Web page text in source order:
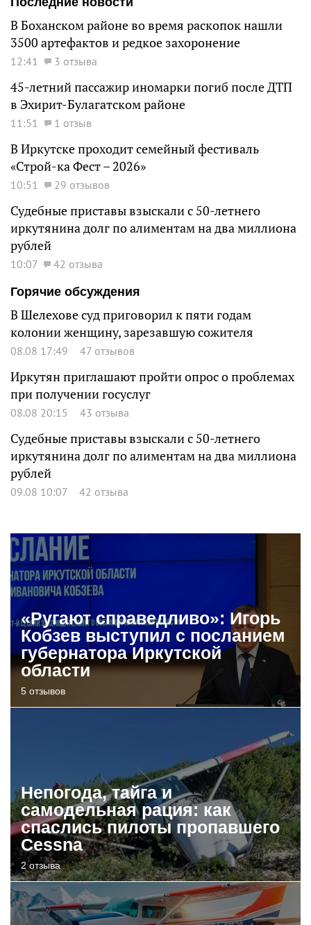
В Боханском районе во время раскопок нашли
3500 артефактов и редкое захоронение
12:41 3 отзыва
45-летний пассажир иномарки погиб после ДТП
в Эхирит-Булагатском районе
11:51 1 отзыв
В Иркутске проходит семейный фестиваль
«Строй-ка Фест – 2026»
10:51 29 отзывов
Судебные приставы взыскали с 50-летнего
иркутянина долг по алиментам на два миллиона
рублей
10:07
42 отзыва
Горячие обсуждения
В Шелехове суд приговорил к пяти годам
колонии женщину, зарезавшую сожителя
08.08 17:49 47 отзывов
Иркутян приглашают пройти опрос о проблемах
при получении госуслуг
08.08 20:15 43 отзыва
Судебные приставы взыскали с 50-летнего
иркутянина долг по алиментам на два миллиона
рублей
09.08 10:07 42 отзыва
«Ругают справедливо»: Игорь
Кобзев выступил с посланием
губернатора Иркутской
области
5 отзывов
Непогода, тайга и
самодельная рация: как
спаслись пилоты пропавшего
Cessna
2 отзыва